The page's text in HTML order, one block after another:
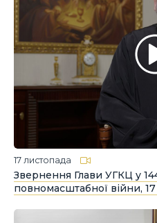
17 листопада
Звернення Глави УГКЦ у
повномасштабної війни,